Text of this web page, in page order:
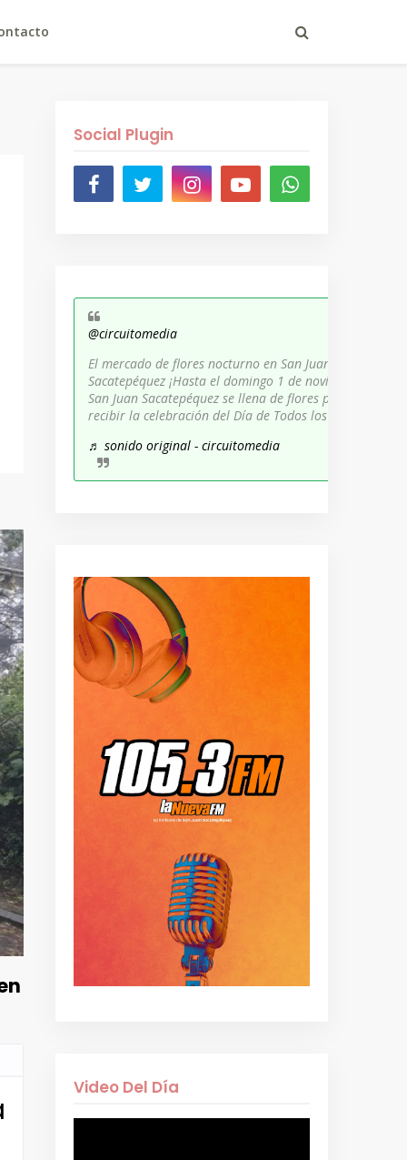
Social Plugin
@circuitomedia
El mercado de flores nocturno en San Juan
Sacatepéquez ¡Hasta el domingo 1 de noviembre,
San Juan Sacatepéquez se llena de flores para
recibir la celebración del Día de Todos los Santos!
♬ sonido original - circuitomedia
Video Del Día